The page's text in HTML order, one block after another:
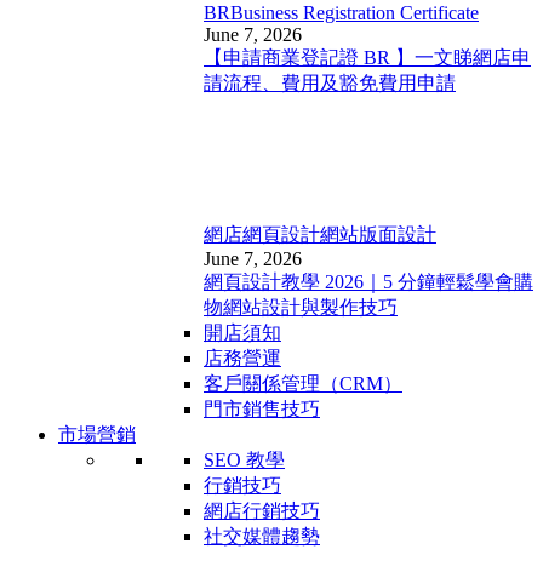
BRBusiness Registration Certificate
June 7, 2026
【申請商業登記證 BR 】一文睇網店申
請流程、費用及豁免費用申請
網店網頁設計網站版面設計
June 7, 2026
網頁設計教學 2026｜5 分鐘輕鬆學會購
物網站設計與製作技巧
開店須知
店務營運
客戶關係管理（CRM）
門市銷售技巧
市場營銷
SEO 教學
行銷技巧
網店行銷技巧
社交媒體趨勢